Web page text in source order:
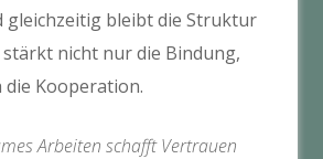
gleichzeitig bleibt die Struktur
nicht nur die Bindung,
Kooperation.
Arbeiten schafft Vertrauen